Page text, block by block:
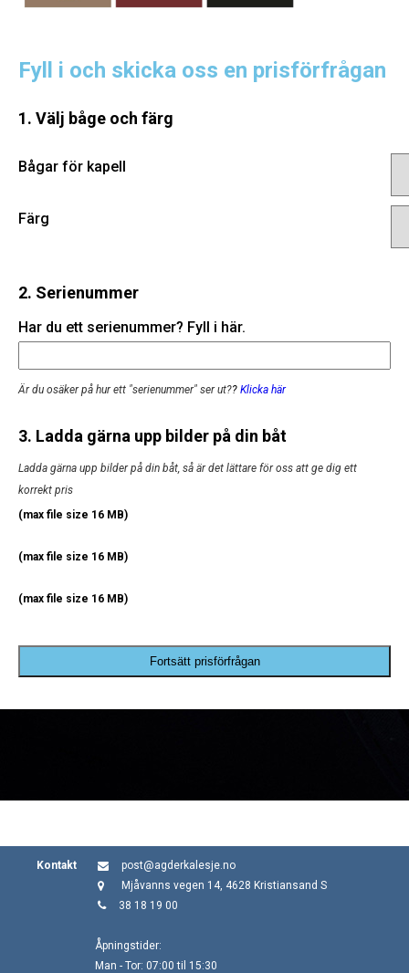
Fyll i och skicka oss en prisförfrågan
1. Välj båge och färg
Bågar för kapell
Färg
2. Serienummer
Har du ett serienummer? Fyll i här.
Är du osäker på hur ett "serienummer" ser ut?? Klicka här
3. Ladda gärna upp bilder på din båt
Ladda gärna upp bilder på din båt, så är det lättare för oss att ge dig ett
korrekt pris
(max file size 16 MB)
(max file size 16 MB)
(max file size 16 MB)
Fortsätt prisförfrågan
Kontakt
post@agderkalesje.no
Mjåvanns vegen 14, 4628 Kristiansand S
38 18 19 00
Åpningstider:
Man - Tor: 07:00 til 15:30